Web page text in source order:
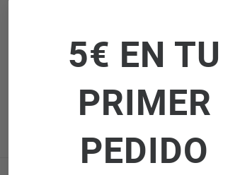
5€ EN TU
PRIMER
PEDIDO